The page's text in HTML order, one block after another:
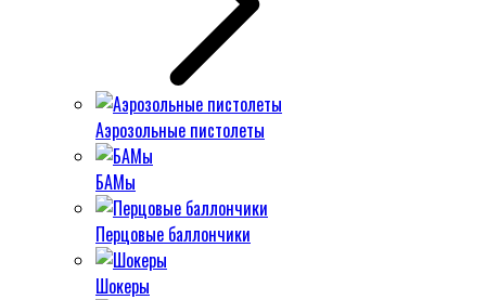
Аэрозольные пистолеты
БАМы
Перцовые баллончики
Шокеры